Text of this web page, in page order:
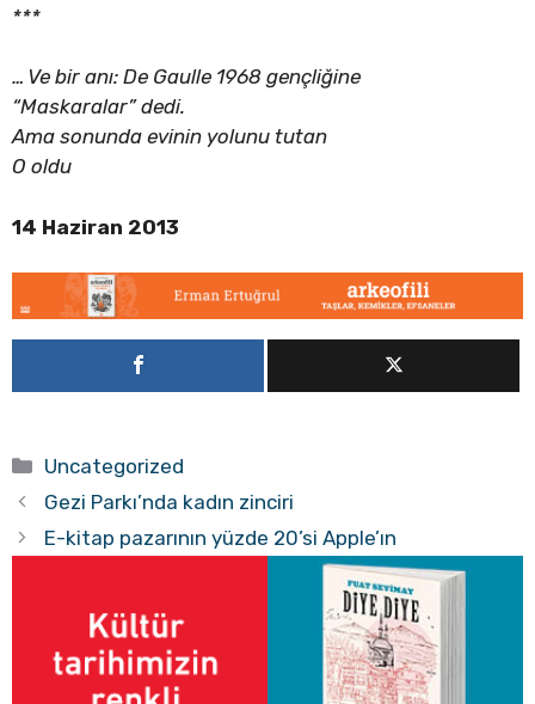
***
… Ve bir anı: De Gaulle 1968 gençliğine
“Maskaralar” dedi.
Ama sonunda evinin yolunu tutan
O oldu
14 Haziran 2013
Kategoriler
Uncategorized
Gezi Parkı’nda kadın zinciri
E-kitap pazarının yüzde 20’si Apple’ın